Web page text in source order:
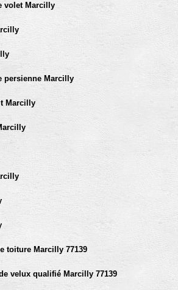
volet Marcilly
persienne Marcilly
Marcilly
toiture Marcilly 77139
velux qualifié Marcilly 77139